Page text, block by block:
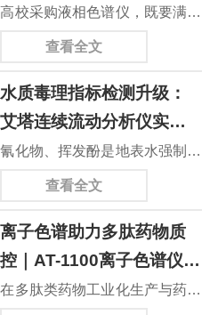
46434-2025《甲醇纯度及其微
量有机杂质的测定 气相色谱
与数据可靠性提出明确要求。艾
塔AT-GC5890N气相色谱仪以高
精度、高适配性与智能化设计，
成为化工行业气相色谱分析的优
料中甲醛含量的测定 高效液相
色谱法》、GB/T 31414-
测定 烷基酚聚氧乙烯醚》、
GB/T 28606-2012《涂料中全氟
辛酸及其盐的测定》等国标，甲
醛、烷基酚聚氧乙烯醚
（PFOA）等有毒物质，必须采
用高效液相色谱法精准定量，对
仪器分离度、灵敏度、稳定性提
高校采购液相色谱仪，既要满足
本科基础教学实训，又要支撑研
对，要么教学不够用，要么科研
性能跟不上。今天一套精准方
案，教学科研一台搞定！
查看全文
水质毒理指标检测升级：
艾塔连续流动分析仪实现
氰、酚同步高效测定
氰化物、挥发酚是地表水强制检
测剧毒指标，来源于电镀、焦化
统。传统手工法需分开蒸馏前处
理、试剂配制繁琐，耗时长；老
式双针流动设备也只能单项检
查看全文
离子色谱助力多肽药物质
控｜AT-1100离子色谱仪精
准检测醋酸根溶剂残留
在多肽类药物工业化生产与药品